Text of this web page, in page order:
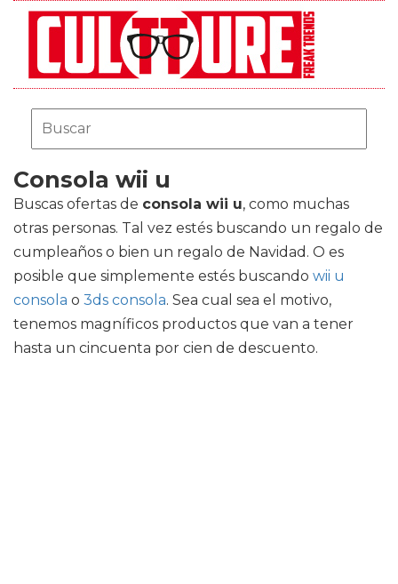
Consola wii u
Buscas ofertas de consola wii u, como muchas
otras personas. Tal vez estés buscando un regalo de
cumpleaños o bien un regalo de Navidad. O es
posible que simplemente estés buscando wii u
consola o 3ds consola. Sea cual sea el motivo,
tenemos magníficos productos que van a tener
hasta un cincuenta por cien de descuento.